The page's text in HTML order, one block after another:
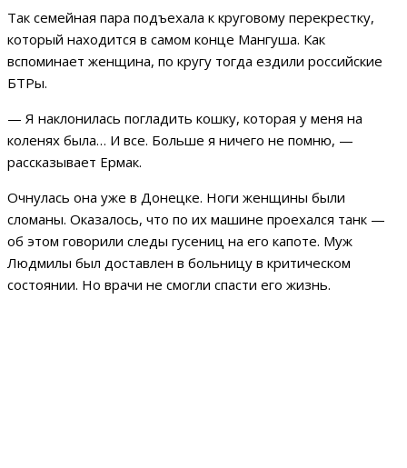
Так семейная пара подъехала к круговому перекрестку,
который находится в самом конце Мангуша. Как
вспоминает женщина, по кругу тогда ездили российские
БТРы.
— Я наклонилась погладить кошку, которая у меня на
коленях была… И все. Больше я ничего не помню, —
рассказывает Ермак.
Очнулась она уже в Донецке. Ноги женщины были
сломаны. Оказалось, что по их машине проехался танк —
об этом говорили следы гусениц на его капоте. Муж
Людмилы был доставлен в больницу в критическом
состоянии. Но врачи не смогли спасти его жизнь.